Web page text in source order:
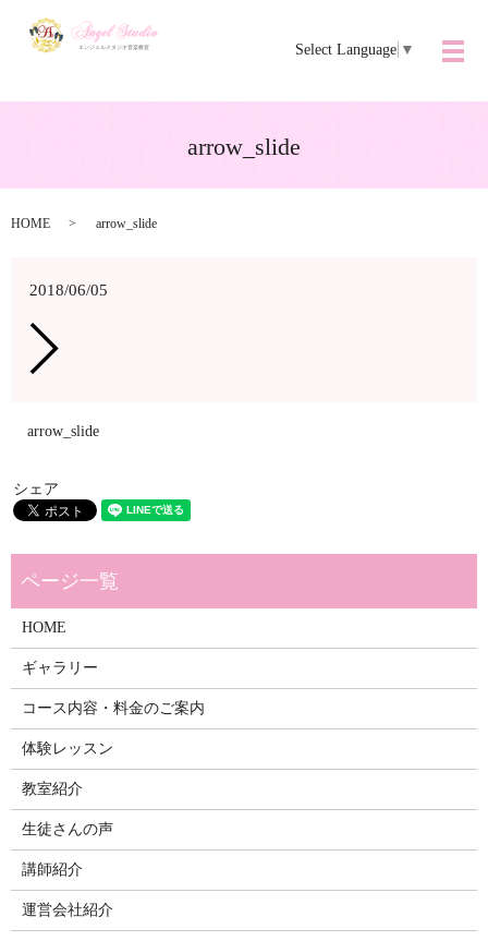
Select Language ▼
メ
arrow_slide
HOME arrow_slide
2018/06/05
arrow_slide
シェア
HOME
ギャラリー
コース内容・料金のご案内
体験レッスン
教室紹介
生徒さんの声
講師紹介
運営会社紹介